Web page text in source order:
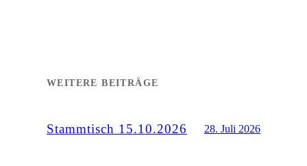
WEITERE BEITRÄGE
Stammtisch 15.10.2026 28. Juli 2026